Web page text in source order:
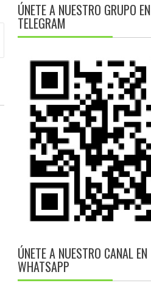
ÚNETE A NUESTRO GRUPO EN
TELEGRAM
ÚNETE A NUESTRO CANAL EN
WHATSAPP